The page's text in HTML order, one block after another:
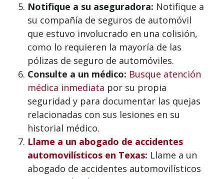
Notifique a su aseguradora: Notifique a
su compañía de seguros de automóvil
que estuvo involucrado en una colisión,
como lo requieren la mayoría de las
pólizas de seguro de automóviles.
Consulte a un médico: Busque atención
médica inmediata por su propia
seguridad y para documentar las quejas
relacionadas con sus lesiones en su
historial médico.
Llame a un abogado de accidentes
automovilísticos en Texas: Llame a un
abogado de accidentes automovilísticos